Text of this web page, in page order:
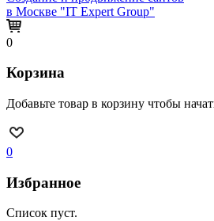
в Москве "IT Expert Group"
0
Корзина
Добавьте товар в корзину чтобы
0
Избранное
Список пуст.